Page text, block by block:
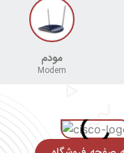
مودم
Modem